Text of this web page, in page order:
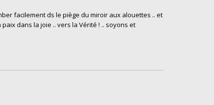
facilement ds le piège du miroir aux alouettes .. et
dans la joie .. vers la Vérité ! .. soyons et